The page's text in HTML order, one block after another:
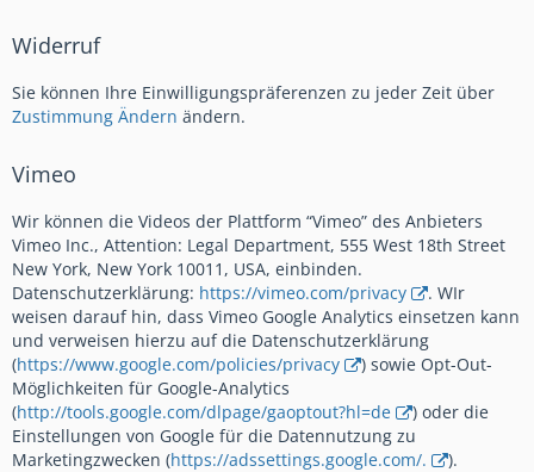
Widerruf
Sie können Ihre Einwilligungspräferenzen zu jeder Zeit über
Zustimmung Ändern ändern.
Vimeo
Wir können die Videos der Plattform “Vimeo” des Anbieters
Vimeo Inc., Attention: Legal Department, 555 West 18th Street
New York, New York 10011, USA, einbinden.
Datenschutzerklärung: https://vimeo.com/privacy
. WIr
weisen darauf hin, dass Vimeo Google Analytics einsetzen kann
und verweisen hierzu auf die Datenschutzerklärung
(https://www.google.com/policies/privacy
) sowie Opt-Out-
Möglichkeiten für Google-Analytics
(http://tools.google.com/dlpage/gaoptout?hl=de
) oder die
Einstellungen von Google für die Datennutzung zu
Marketingzwecken (https://adssettings.google.com/. ).